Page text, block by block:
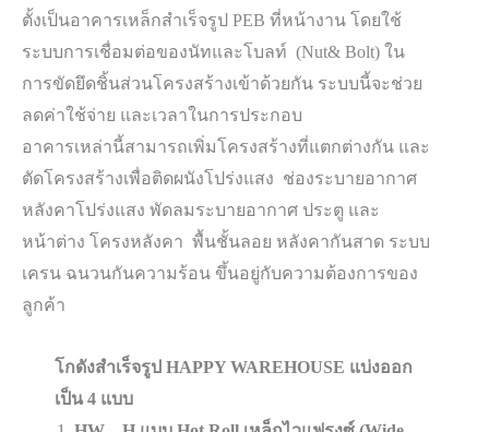
ตั้งเป็นอาคารเหล็กสำเร็จรูป PEB ที่หน้างาน โดยใช้
ระบบการเชื่อมต่อของนัทและโบลท์ (Nut& Bolt) ใน
การขัดยึดชิ้นส่วนโครงสร้างเข้าด้วยกัน ระบบนี้จะช่วย
ลดค่าใช้จ่าย และเวลาในการประกอบ
อาคารเหล่านี้สามารถเพิ่มโครงสร้างที่แตกต่างกัน และ
ตัดโครงสร้างเพื่อติดผนังโปร่งแสง ช่องระบายอากาศ
หลังคาโปร่งแสง พัดลมระบายอากาศ ประตู และ
หน้าต่าง โครงหลังคา พื้นชั้นลอย หลังคากันสาด ระบบ
เครน ฉนวนกันความร้อน ขึ้นอยู่กับความต้องการของ
ลูกค้า
โกดังสำเร็จรูป HAPPY WAREHOUSE แบ่งออก
เป็น 4 แบบ